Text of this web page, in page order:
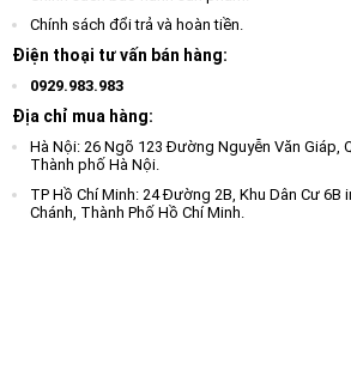
Chính sách đổi trả và hoàn tiền.
Điện thoại tư vấn bán hàng:
0929.983.983
Địa chỉ mua hàng:
Hà Nội: 26 Ngõ 123 Đường Nguyễn Văn Giáp,
Thành phố Hà Nội.
TP Hồ Chí Minh: 24 Đường 2B, Khu Dân Cư 6B
Chánh, Thành Phố Hồ Chí Minh.